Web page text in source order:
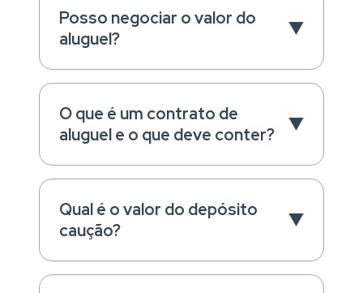
Posso negociar o valor do
aluguel?
O que é um contrato de
aluguel e o que deve conter?
Qual é o valor do depósito
caução?